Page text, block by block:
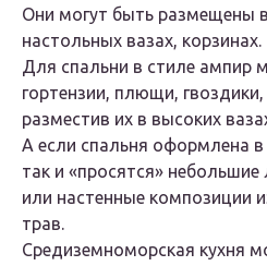
Они могут быть размещены
настольных вазах, корзинах.
Для спальни в стиле ампир
гортензии, плющи,
разместив их в высоких
А если спальня оформлена в
так и «просятся»
или настенные композиции
трав.
Средиземноморская кухня